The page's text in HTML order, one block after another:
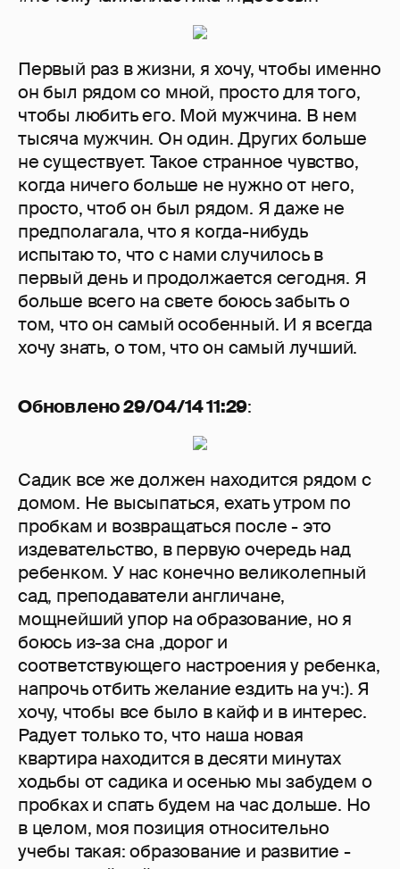
Первый раз в жизни, я хочу, чтобы именно
он был рядом со мной, просто для того,
чтобы любить его. Мой мужчина. В нем
тысяча мужчин. Он один. Других больше
не существует. Такое странное чувство,
когда ничего больше не нужно от него,
просто, чтоб он был рядом. Я даже не
предполагала, что я когда-нибудь
испытаю то, что с нами случилось в
первый день и продолжается сегодня. Я
больше всего на свете боюсь забыть о
том, что он самый особенный. И я всегда
хочу знать, о том, что он самый лучший.
Обновлено 29/04/14 11:29:
Садик все же должен находится рядом с
домом. Не высыпаться, ехать утром по
пробкам и возвращаться после - это
издевательство, в первую очередь над
ребенком. У нас конечно великолепный
сад, преподаватели англичане,
мощнейший упор на образование, но я
боюсь из-за сна ,дорог и
соответствующего настроения у ребенка,
напрочь отбить желание ездить на уч:). Я
хочу, чтобы все было в кайф и в интерес.
Радует только то, что наша новая
квартира находится в десяти минутах
ходьбы от садика и осенью мы забудем о
пробках и спать будем на час дольше. Но
в целом, моя позиция относительно
учебы такая: образование и развитие -